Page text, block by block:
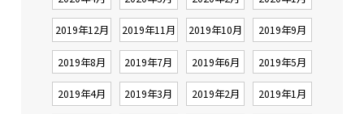
2019年12月 2019年11月 2019年10月 2019年9月
2019年8月 2019年7月 2019年6月 2019年5月
2019年4月 2019年3月 2019年2月 2019年1月